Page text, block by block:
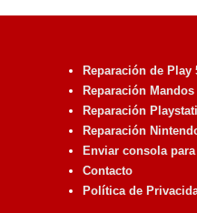
de
Reparación de Play
Reparación Mandos
Reparación
Reparación
Enviar consola
Contacto
Política de